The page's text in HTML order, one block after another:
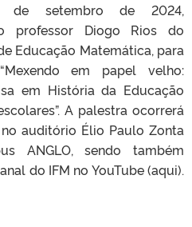
de setembro de 2024,
professor Diogo Rios do
Educação Matemática, para
em papel velho:
em História da Educação
A palestra ocorrerá
auditório Élio Paulo Zonta
ANGLO, sendo também
do IFM no YouTube (aqui).